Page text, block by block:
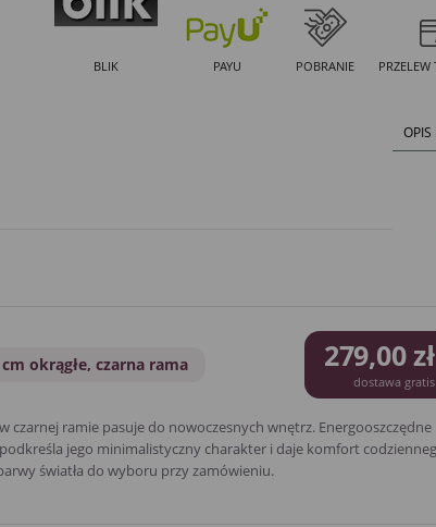
BLIK PAYU POBRANIE PRZELEW
OPIS
okrągłe, czarna rama 279,00 zł
dostawa gratis
w czarnej ramie pasuje do nowoczesnych wnętrz. Energooszczędne
jego minimalistyczny charakter i daje komfort
światła do wyboru przy zamówieniu.